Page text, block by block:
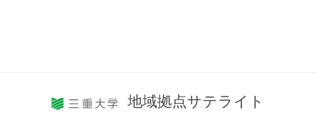
地域拠点サテライト